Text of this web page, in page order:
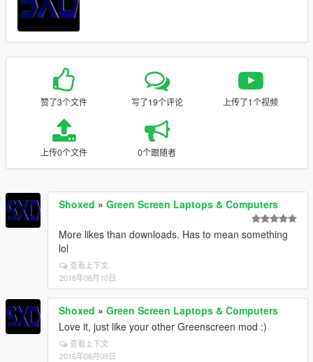
赞了3个文件 写了19个评论 上传了1个视频
上传0个文件 0个跟随者
Shoxed » Green Screen Laptops & Computers
More likes than downloads. Has to mean something
lol
查看上下文
2016年06月10日
Shoxed » Green Screen Laptops & Computers
Love it, just like your other Greenscreen mod :)
查看上下文
2016年06月09日